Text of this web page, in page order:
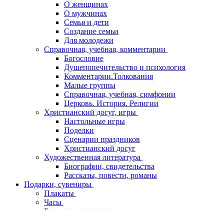
О женщинах
О мужчинах
Семья и дети
Создание семьи
Для молодежи
Справочная, учебная, комментарии
Богословие
Душепопечительство и психология
Комментарии.Толкования
Малые группы
Справочная, учебная, симфонии
Церковь. История. Религии
Христианский досуг, игры
Настольные игры
Поделки
Сценарии праздников
Христианский досуг
Художественная литература
Биографии, свидетельства
Рассказы, повести, романы
Подарки, сувениры
Плакаты
Часы